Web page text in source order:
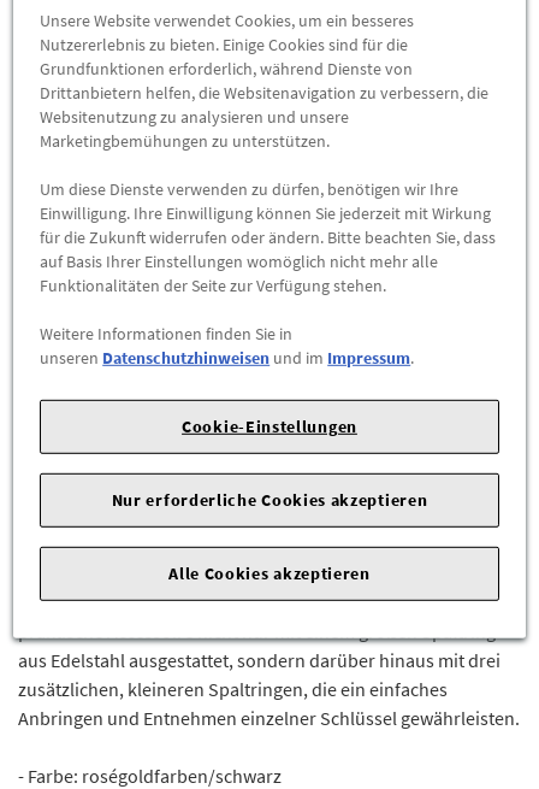
Preis inkl.
MwSt.
Versandkostenfrei
Abholung
Preis inkl.19%MwSt.
- +
Herstellerangaben:Mercedes-Benz AG |Mercedesstr. 120 |
70723 Stuttgart |Tel: +49711170 |E-Mail:
dialog.mb@mercedes-benz.com|Webseite:
https://www.mercedes-benz.com
Schluss mit der Suche nach Schlüsseln! Der
Schlüsselanhänger mit schwarzer Textilschlaufe und
dynamisch geformtem, roségoldfarbenem Metallteil, mit
Mercedes-Benz Pattern, sorgt für Ordnung. Dazu ist das
praktische Accessoire nicht nur mit einem großen Spaltring
aus Edelstahl ausgestattet, sondern darüber hinaus mit drei
zusätzlichen, kleineren Spaltringen, die ein einfaches
Anbringen und Entnehmen einzelner Schlüssel gewährleisten.
- Farbe: roségoldfarben/schwarz
Unsere Website verwendet Cookies, um ein besseres
Nutzererlebnis zu bieten. Einige Cookies sind für die
Grundfunktionen erforderlich, während Dienste von
Drittanbietern helfen, die Websitenavigation zu verbessern, die
Websitenutzung zu analysieren und unsere
Marketingbemühungen zu unterstützen.
Um diese Dienste verwenden zu dürfen, benötigen wir Ihre
Einwilligung. Ihre Einwilligung können Sie jederzeit mit Wirkung
für die Zukunft widerrufen oder ändern. Bitte beachten Sie, dass
auf Basis Ihrer Einstellungen womöglich nicht mehr alle
Funktionalitäten der Seite zur Verfügung stehen.
Weitere Informationen finden Sie in
unseren Datenschutzhinweisen und im Impressum.
Cookie-Einstellungen
Nur erforderliche Cookies akzeptieren
Alle Cookies akzeptieren